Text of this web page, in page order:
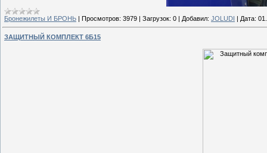
Бронежилеты И БРОНЬ | Просмотров: 3979 | Загрузок: 0 | Добавил: JOLUDI | Дата:
ЗАЩИТНЫЙ КОМПЛЕКТ 6Б15